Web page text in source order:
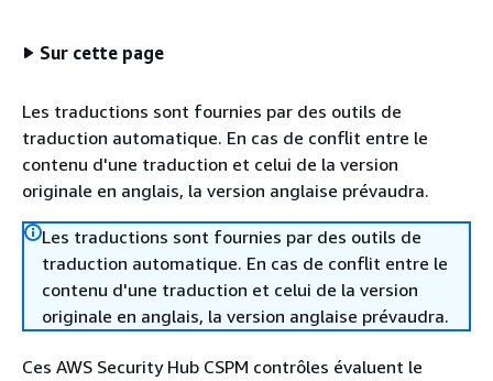
Sur cette page
Les traductions sont fournies par des outils de
traduction automatique. En cas de conflit entre le
contenu d'une traduction et celui de la version
originale en anglais, la version anglaise prévaudra.
Les traductions sont fournies par des outils de
traduction automatique. En cas de conflit entre le
contenu d'une traduction et celui de la version
originale en anglais, la version anglaise prévaudra.
Ces AWS Security Hub CSPM contrôles évaluent le